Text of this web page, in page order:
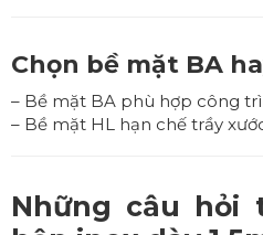
Chọn bề mặt BA
– Bề mặt BA phù hợp công
– Bề mặt HL hạn chế trầy
Những câu hỏi